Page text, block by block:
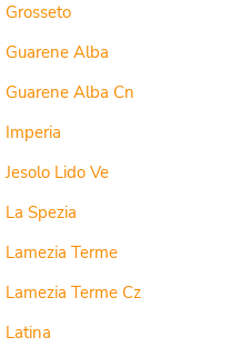
Grosseto
Guarene Alba
Guarene Alba Cn
Imperia
Jesolo Lido Ve
La Spezia
Lamezia Terme
Lamezia Terme Cz
Latina